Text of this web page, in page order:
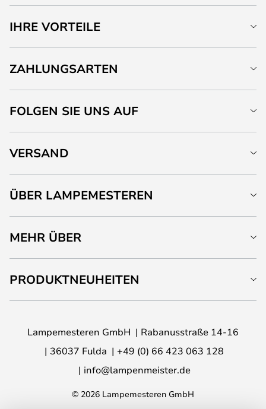
IHRE VORTEILE
ZAHLUNGSARTEN
FOLGEN SIE UNS AUF
VERSAND
ÜBER LAMPEMESTEREN
MEHR ÜBER
PRODUKTNEUHEITEN
Lampemesteren GmbH
Rabanusstraße 14-16
36037 Fulda
+49 (0) 66 423 063 128
info@lampenmeister.de
© 2026 Lampemesteren GmbH